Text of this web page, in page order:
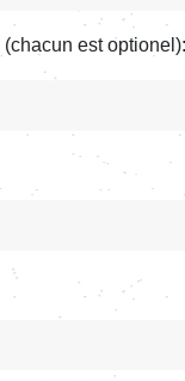
est optionel):